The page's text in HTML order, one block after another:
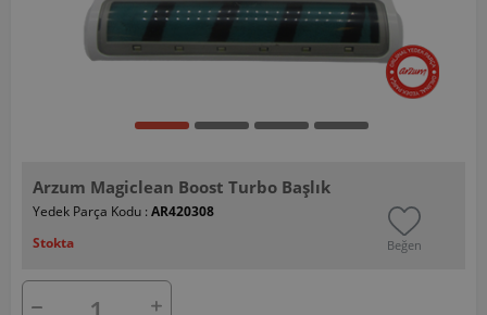
Arzum Magiclean Boost Turbo Başlık
Yedek Parça Kodu : AR420308
Stokta
Beğen